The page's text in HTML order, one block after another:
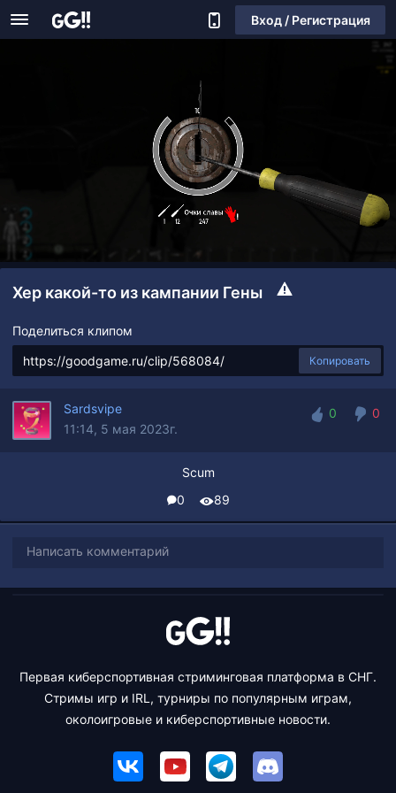
Вход / Регистрация
Хер какой-то из кампании Гены
Поделиться клипом
Копировать
Sardsvipe
11:14, 5 мая 2023г.
0
0
Scum
0
89
Написать комментарий
Первая киберспортивная стриминговая платформа в СНГ.
Стримы игр и IRL, турниры по популярным играм,
околоигровые и киберспортивные новости.